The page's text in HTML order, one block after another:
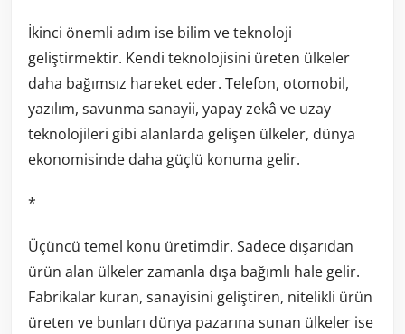
İkinci önemli adım ise bilim ve teknoloji
geliştirmektir. Kendi teknolojisini üreten ülkeler
daha bağımsız hareket eder. Telefon, otomobil,
yazılım, savunma sanayii, yapay zekâ ve uzay
teknolojileri gibi alanlarda gelişen ülkeler, dünya
ekonomisinde daha güçlü konuma gelir.
*
Üçüncü temel konu üretimdir. Sadece dışarıdan
ürün alan ülkeler zamanla dışa bağımlı hale gelir.
Fabrikalar kuran, sanayisini geliştiren, nitelikli ürün
üreten ve bunları dünya pazarına sunan ülkeler ise